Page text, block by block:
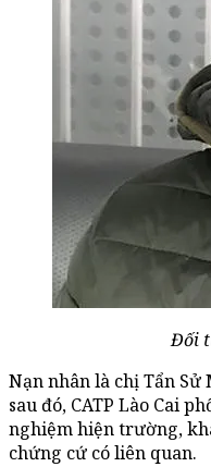
Đối
Nạn nhân là chị Tẩn Sử
sau đó, CATP Lào Cai
nghiệm hiện trường,
chứng cứ có liên quan.